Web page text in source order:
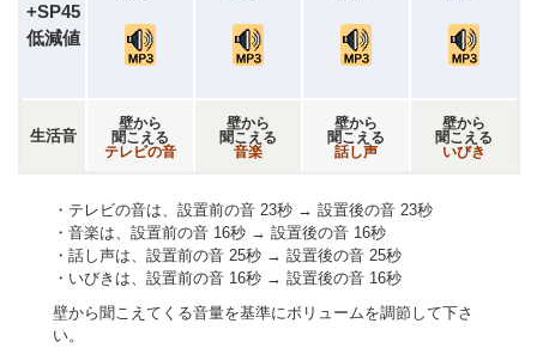
+SP45
低減値
生活音
壁から
聞こえる
テレビの音
壁から
聞こえる
音楽
壁から
聞こえる
話し声
壁から
聞こえる
いびき
・テレビの音は、設置前の音 23秒 → 設置後の音 23秒
・音楽は、設置前の音 16秒 → 設置後の音 16秒
・話し声は、設置前の音 25秒 → 設置後の音 25秒
・いびきは、設置前の音 16秒 → 設置後の音 16秒
壁から聞こえてくる音量を基準にボリュームを調節して下さ
い。